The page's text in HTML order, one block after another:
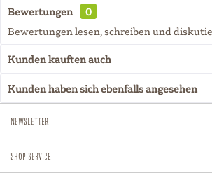
Bewertungen
0
Bewertungen lesen, schreiben und
Kunden kauften auch
Kunden haben sich ebenfalls angesehen
Newsletter
Shop Service